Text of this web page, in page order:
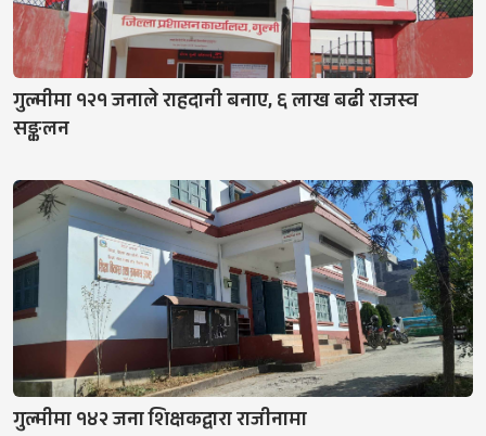
गुल्मीमा १२१ जनाले राहदानी बनाए, ६ लाख बढी राजस्व
सङ्कलन
गुल्मीमा १४२ जना शिक्षकद्वारा राजीनामा